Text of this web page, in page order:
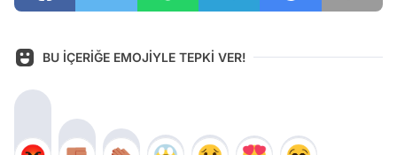
BU İÇERİĞE EMOJİYLE TEPKİ VER!